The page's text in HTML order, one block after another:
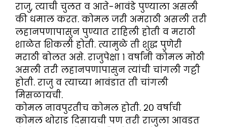
राजु, त्याची चुलत व आते-भावंडे पुण्याला असली
की धमाल करत. कोमल जरी अमराठी असली तरी
लहानपणापासुन पुण्यात राहिली होती व मराठी
शाळेत शिकली होती. त्यामुळे ती शुद्ध पुणेरी
मराठी बोलत असे. राजुपेक्षा १ वर्षांनी कोमल मोठी
असली तरी लहानपणापासुन त्यांची चांगली गट्टी
होती. राजु व त्याच्या भावंडात ती चांगली
मिसळायची.
कोमल नावपुरतीच कोमल होती. २० वर्षाची
कोमल थोराड दिसायची पण तरी राजुला आवडत